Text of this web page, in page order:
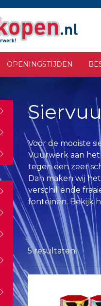
OPENINGSTIJDEN
Voor de mooiste
Vuurwerk aan
tegen een zeer
Dan maken wij
verschillende
fonteinen. Bekijk
5 resultaten